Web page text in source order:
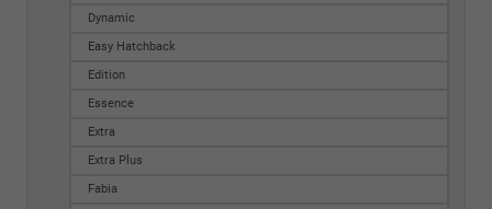
Dynamic
Easy Hatchback
Edition
Essence
Extra
Extra Plus
Fabia